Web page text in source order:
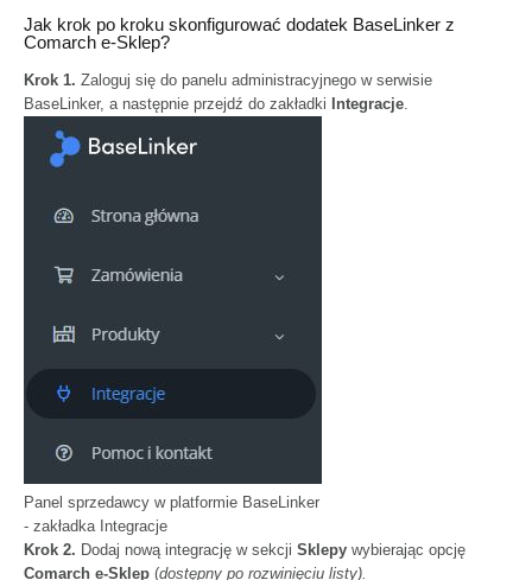
Jak krok po kroku skonfigurować dodatek BaseLinker z
Comarch e-Sklep?
Krok 1. Zaloguj się do panelu administracyjnego w serwisie
BaseLinker, a następnie przejdź do zakładki Integracje.
Panel sprzedawcy w platformie BaseLinker
- zakładka Integracje
Krok 2. Dodaj nową integrację w sekcji Sklepy wybierając opcję
Comarch e-Sklep (dostępny po rozwinięciu listy).